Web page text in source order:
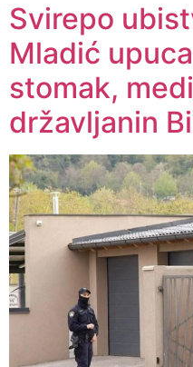
Svirepo
Mladić
stomak,
državljanin